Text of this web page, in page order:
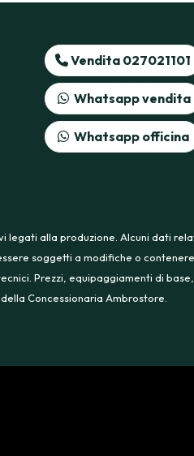
Vendita 027021101
Whatsapp vendita
Whatsapp officina
alla produzione. Alcuni dati
soggetti a modifiche o
Prezzi, equipaggiamenti di
Concessionaria Ambrostore.